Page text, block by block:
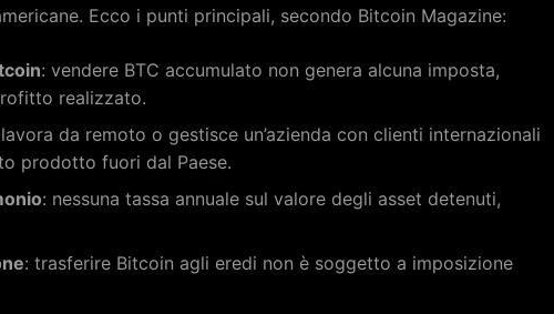
Ecco i punti principali, secondo Bitcoin Magazine:
: vendere BTC accumulato non genera alcuna imposta,
realizzato.
da remoto o gestisce un’azienda con clienti internazionali
prodotto fuori dal Paese.
: nessuna tassa annuale sul valore degli asset detenuti,
: trasferire Bitcoin agli eredi non è soggetto a imposizione